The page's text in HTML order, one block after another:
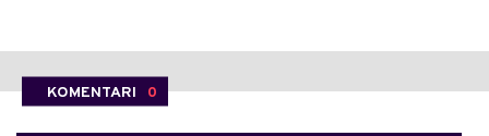
KOMENTARI 0